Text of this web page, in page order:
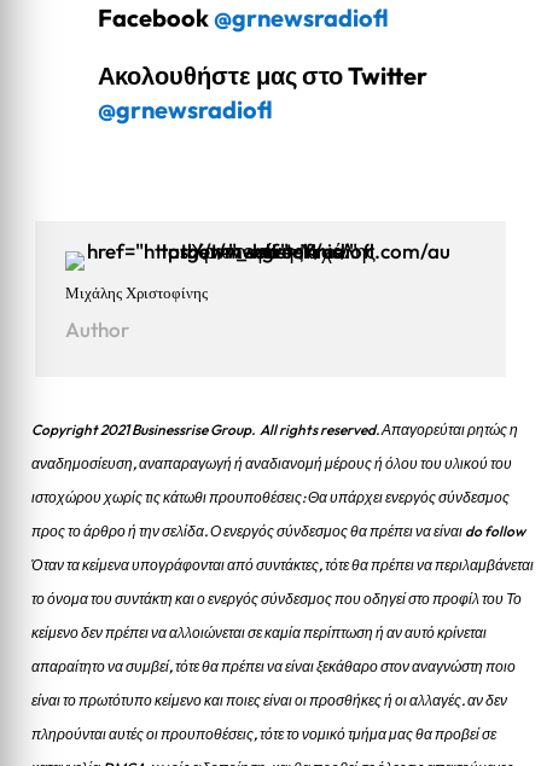
Facebook@grnewsradiofl
Ακολουθήστε μας στο Twitter
@grnewsradiofl
Μιχάλης Χριστοφίνης
Author
Copyright 2021 Businessrise Group. All rights reserved. Απαγορεύται ρητώς η
αναδημοσίευση, αναπαραγωγή ή αναδιανομή μέρους ή όλου του υλικού του
ιστοχώρου χωρίς τις κάτωθι προυποθέσεις: Θα υπάρχει ενεργός σύνδεσμος
προς το άρθρο ή την σελίδα.Ο ενεργός σύνδεσμος θα πρέπει να είναι do follow
Όταν τα κείμενα υπογράφονται από συντάκτες, τότε θα πρέπει να περιλαμβάνεται
το όνομα του συντάκτη και ο ενεργός σύνδεσμος που οδηγεί στο προφίλ του Το
κείμενο δεν πρέπει να αλλοιώνεται σε καμία περίπτωση ή αν αυτό κρίνεται
απαραίτητο να συμβεί, τότε θα πρέπει να είναι ξεκάθαρο στον αναγνώστη ποιο
είναι το πρωτότυπο κείμενο και ποιες είναι οι προσθήκες ή οι αλλαγές. αν δεν
πληρούνται αυτές οι προυποθέσεις, τότε το νομικό τμήμα μας θα προβεί σε